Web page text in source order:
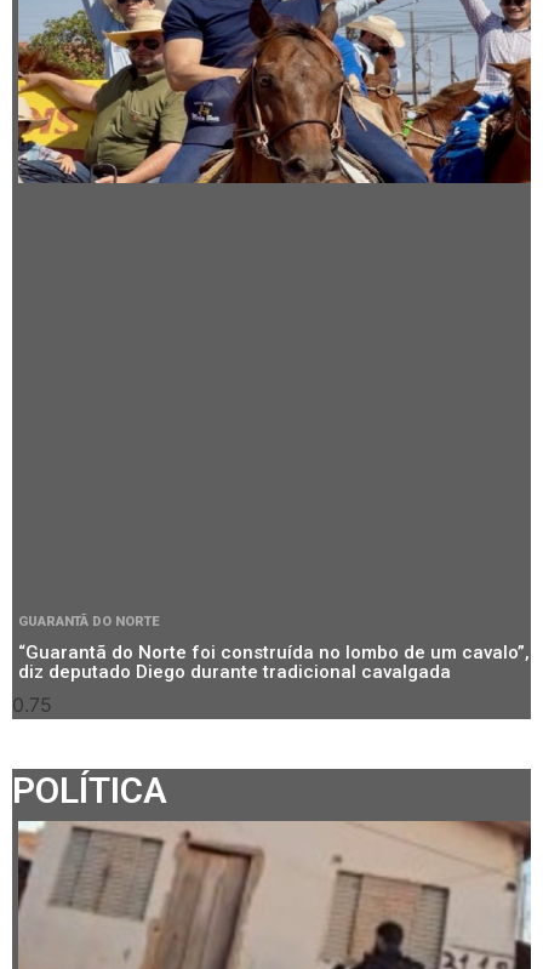
GUARANTÃ DO NORTE
“Guarantã do Norte foi construída no lombo de um cavalo”,
diz deputado Diego durante tradicional cavalgada
POLÍTICA